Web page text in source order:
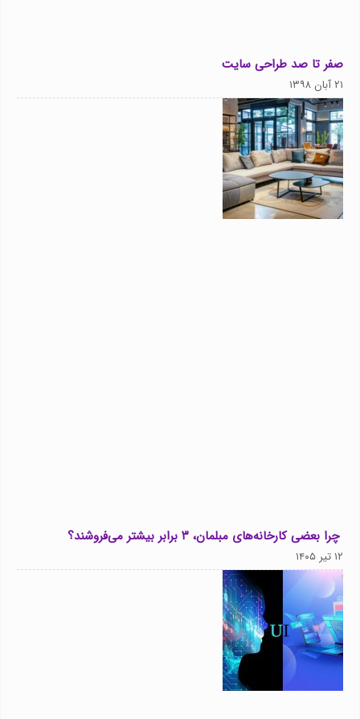
صفر تا صد طراحی سایت
۲۱ آبان ۱۳۹۸
چرا بعضی کارخانه‌های مبلمان، ۳ برابر بیشتر می‌فروشند؟
۱۲ تیر ۱۴۰۵